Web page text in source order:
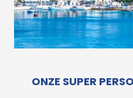
ONZE SUPER